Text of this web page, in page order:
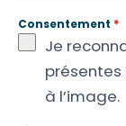
Consentement *
Je
à l’image.